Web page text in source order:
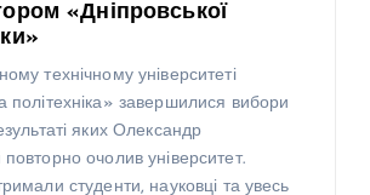
«Дніпровської
технічному університеті
політехніка» завершилися вибори
яких Олександр
очолив університет.
студенти, науковці та увесь